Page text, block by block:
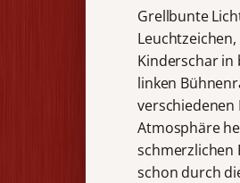
Grellbunte
Kinderschar in
linken
Atmosphäre
schmerzlichen
schon durch